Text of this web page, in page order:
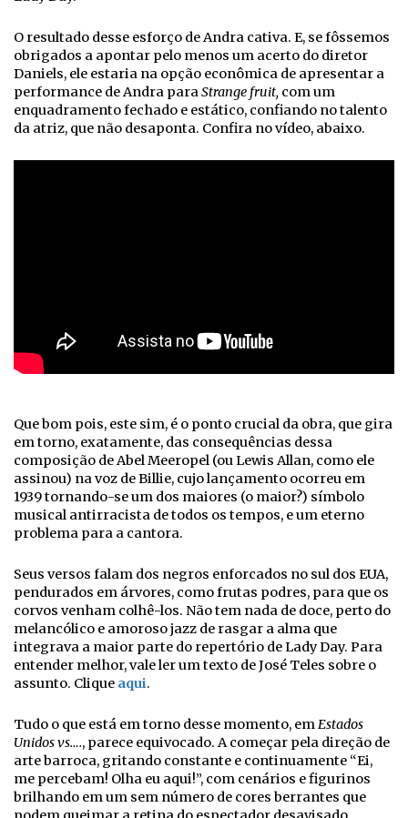
O resultado desse esforço de Andra cativa. E, se fôssemos
obrigados a apontar pelo menos um acerto do diretor
Daniels, ele estaria na opção econômica de apresentar a
performance de Andra paraStrange fruit, com um
enquadramento fechado e estático, confiando no talento
da atriz, que não desaponta. Confira no vídeo, abaixo.
Que bom pois, este sim, é o ponto crucial da obra, que gira
em torno, exatamente, das consequências dessa
composição de Abel Meeropel (ou Lewis Allan, como ele
assinou) na voz de Billie, cujo lançamento ocorreu em
1939 tornando-se um dos maiores (o maior?) símbolo
musical antirracista de todos os tempos, e um eterno
problema para a cantora.
Seus versos falam dos negros enforcados no sul dos EUA,
pendurados em árvores, como frutas podres, para que os
corvos venham colhê-los. Não tem nada de doce, perto do
melancólico e amoroso jazz de rasgar a alma que
integrava a maior parte do repertório de Lady Day. Para
entender melhor, vale ler um texto de José Teles sobre o
assunto. Clique aqui.
Tudo o que está em torno desse momento, emEstados
Unidos vs…., parece equivocado. A começar pela direção de
arte barroca, gritando constante e continuamente “Ei,
me percebam! Olha eu aqui!”, com cenários e figurinos
brilhando em um sem número de cores berrantes que